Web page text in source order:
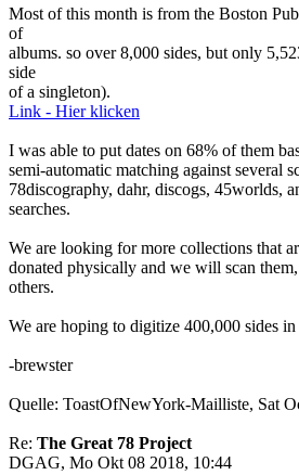
Most of this month is from the Boston
of
albums. so over 8,000 sides, but only
side
of a singleton).
Link - Hier klicken
I was able to put dates on 68% of them
semi-automatic matching against several
78discography, dahr, discogs, 45worlds,
searches.
We are looking for more collections that
donated physically and we will scan
others.
We are hoping to digitize 400,000 sides
-brewster
Quelle: ToastOfNewYork-Mailliste, Sat
Re: The Great 78 Project
DGAG, Mo Okt 08 2018, 10:44